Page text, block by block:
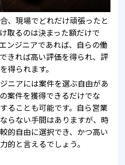
、現場でどれだけ頑張ったと
取るのは決まった額だけで
ンジニアであれば、自らの働
きれば高い評価を得られ、評
得られます。
ニアには案件を選ぶ自由があ
案件を獲得できるだけでな
ることも可能です。自ら営業
らない手間はありますが、時
的自由に選択でき、かつ高い
的と言えるでしょう。